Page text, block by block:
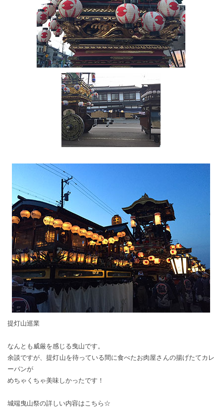
提灯山巡業
なんとも威厳を感じる曳山です。
余談ですが、提灯山を待っている間に食べたお肉屋さんの揚げたてカレ
ーパンが
めちゃくちゃ美味しかったです！
城端曳山祭の詳しい内容はこちら☆